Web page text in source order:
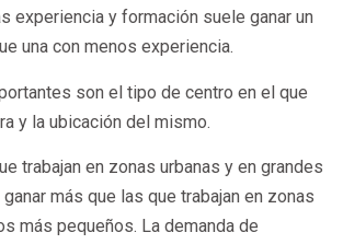
experiencia y formación suele ganar un
una con menos experiencia.
son el tipo de centro en el que
y la ubicación del mismo.
trabajan en zonas urbanas y en grandes
más que las que trabajan en zonas
más pequeños. La demanda de